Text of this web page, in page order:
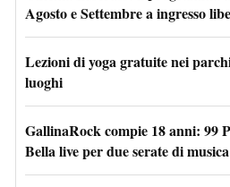
Agosto e Settembre a ingresso
Lezioni di yoga gratuite nei
luoghi
GallinaRock compie 18 anni: 99
Bella live per due serate di